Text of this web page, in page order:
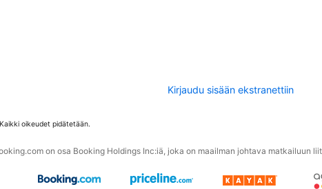
Kirjaudu sisään ekstranettiin
oikeudet pidätetään.
on osa Booking Holdings Inc:iä, joka on maailman johtava matkailuun